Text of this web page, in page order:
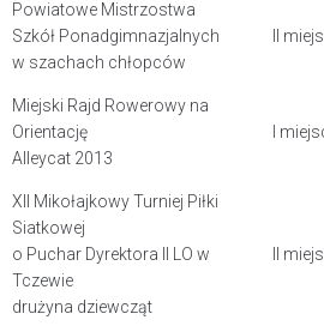
Powiatowe Mistrzostwa
Szkół Ponadgimnazjalnych
w szachach chłopców
II
Miejski Rajd Rowerowy na
Orientację
Alleycat 2013
I
XII Mikołajkowy Turniej Piłki
Siatkowej
o Puchar Dyrektora II LO w
Tczewie
drużyna dziewcząt
II